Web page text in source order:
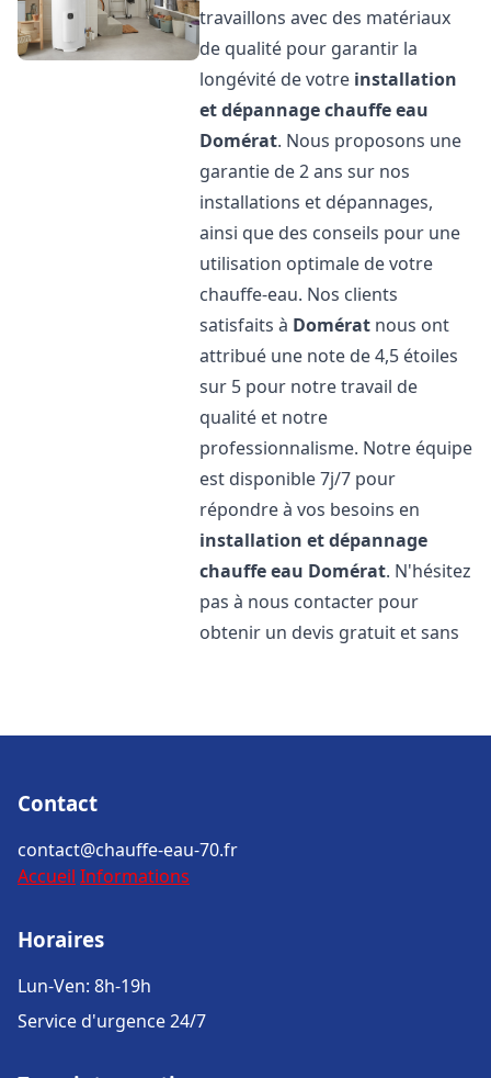
travaillons avec des matériaux
de qualité pour garantir la
longévité de votre installation
et dépannage chauffe eau
Domérat. Nous proposons une
garantie de 2 ans sur nos
installations et dépannages,
ainsi que des conseils pour une
utilisation optimale de votre
chauffe-eau. Nos clients
satisfaits à Domérat nous ont
attribué une note de 4,5 étoiles
sur 5 pour notre travail de
qualité et notre
professionnalisme. Notre équipe
est disponible 7j/7 pour
répondre à vos besoins en
installation et dépannage
chauffe eau Domérat. N'hésitez
pas à nous contacter pour
obtenir un devis gratuit et sans
Contact
contact@chauffe-eau-70.fr
Accueil Informations
Horaires
Lun-Ven: 8h-19h
Service d'urgence 24/7